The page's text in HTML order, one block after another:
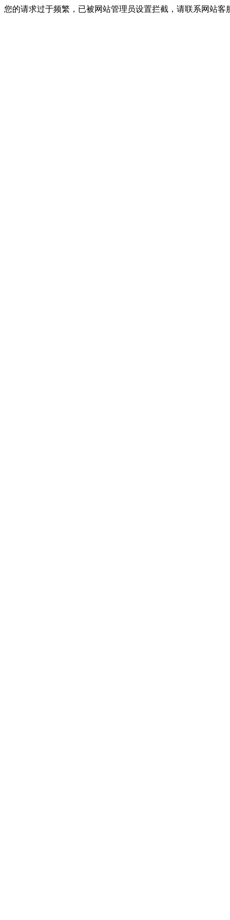
您的请求过于频繁，已被网站管理员设置拦截，请联系网站客